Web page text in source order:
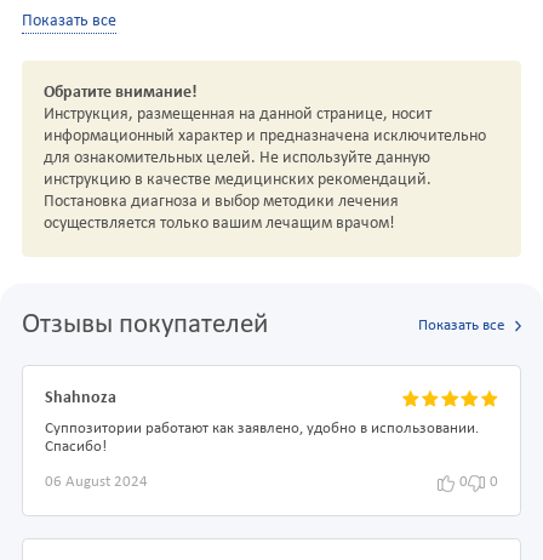
Показать все
Обратите внимание!
Инструкция, размещенная на данной странице, носит
информационный характер и предназначена исключительно
для ознакомительных целей. Не используйте данную
инструкцию в качестве медицинских рекомендаций.
Постановка диагноза и выбор методики лечения
осуществляется только вашим лечащим врачом!
Отзывы покупателей Показать все
Shahnoza
Суппозитории работают как заявлено, удобно в использовании.
Спасибо!
06 August 2024 0 0